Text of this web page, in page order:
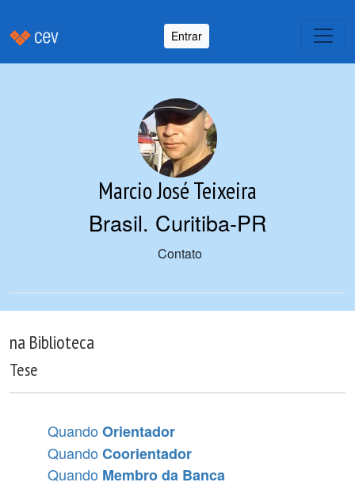
Entrar
Marcio José Teixeira
Brasil. Curitiba-PR
Contato
na Biblioteca
Tese
Quando Orientador
Quando Coorientador
Quando Membro da Banca